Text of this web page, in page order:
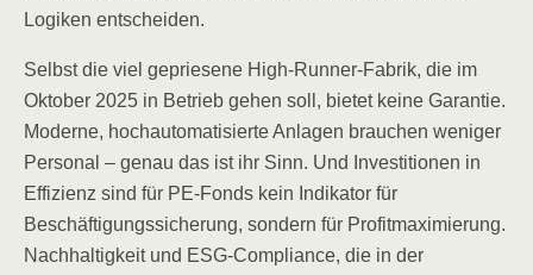
Logiken entscheiden.
Selbst die viel gepriesene High-Runner-Fabrik, die im
Oktober 2025 in Betrieb gehen soll, bietet keine Garantie.
Moderne, hochautomatisierte Anlagen brauchen weniger
Personal – genau das ist ihr Sinn. Und Investitionen in
Effizienz sind für PE-Fonds kein Indikator für
Beschäftigungssicherung, sondern für Profitmaximierung.
Nachhaltigkeit und ESG-Compliance, die in der